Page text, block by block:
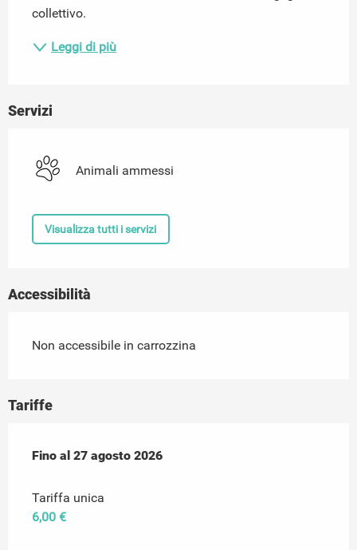
collettivo.
Leggi di più
Servizi
Animali ammessi
Visualizza tutti i servizi
Accessibilità
Non accessibile in carrozzina
Tariffe
Dal2 luglio 2026al27 agosto 2026
Fino al 27 agosto 2026
Tariffa unica
6,00 €